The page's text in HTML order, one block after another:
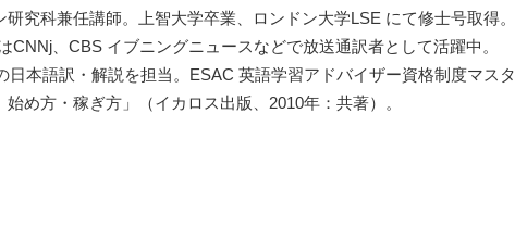
究科兼任講師。上智大学卒業、ロンドン大学LSE にて修士号取得。
、CBS イブニングニュースなどで放送通訳者として活躍中。
本語訳・解説を担当。ESAC 英語学習アドバイザー資格制度マスタ
め方・稼ぎ方」（イカロス出版、2010年：共著）。